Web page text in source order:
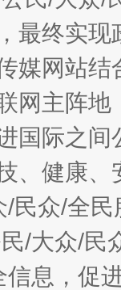
最终实
媒网站
网主阵
国际之
、健康
民众/全
/大众/民
息，促